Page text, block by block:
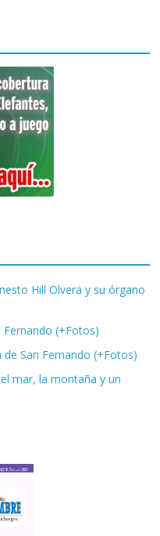
Hill Olvera y su órgano
Fernando (+Fotos)
de San Fernando (+Fotos)
mar, la montaña y un